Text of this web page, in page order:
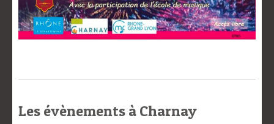
Les évènements à Charnay